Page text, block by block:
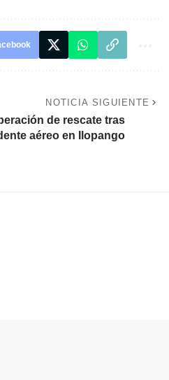
NOTICIA SIGUIENTE
de rescate tras
aéreo en Ilopango